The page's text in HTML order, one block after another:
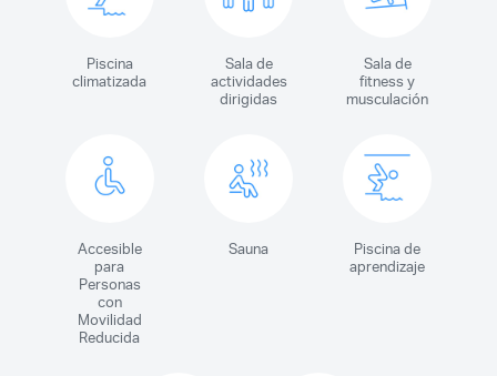
Piscina
climatizada
Sala de
actividades
dirigidas
Sala de
fitness y
musculación
Accesible
para
Personas
con
Movilidad
Reducida
Sauna
Piscina de
aprendizaje